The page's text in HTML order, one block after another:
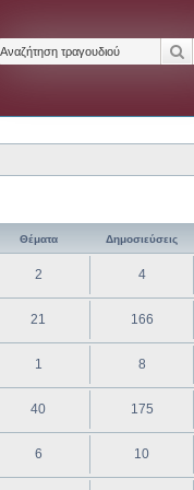
Θέματα Δημοσιεύσεις
2 4
21 166
1 8
40 175
6 10